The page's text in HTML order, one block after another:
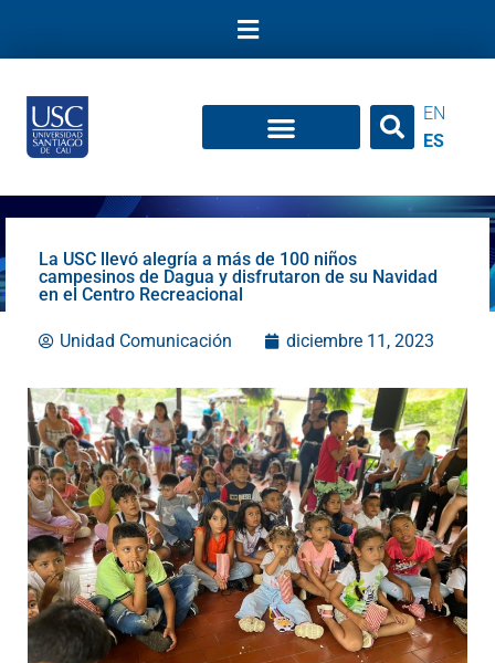
EN
ES
La USC llevó alegría a más de 100 niños
campesinos de Dagua y disfrutaron de su Navidad
en el Centro Recreacional
Unidad Comunicación diciembre 11, 2023